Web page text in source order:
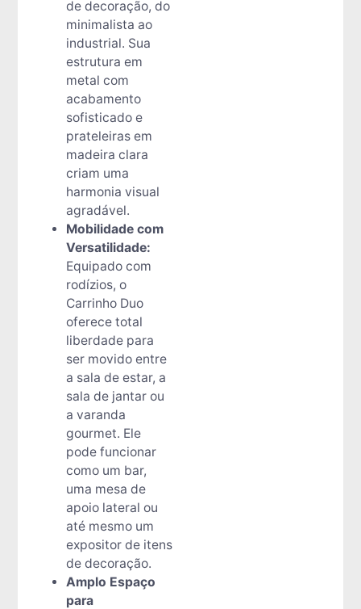
de decoração, do
minimalista ao
industrial. Sua
estrutura em
metal com
acabamento
sofisticado e
prateleiras em
madeira clara
criam uma
harmonia visual
agradável.
Mobilidade com
Versatilidade:
Equipado com
rodízios, o
Carrinho Duo
oferece total
liberdade para
ser movido entre
a sala de estar, a
sala de jantar ou
a varanda
gourmet. Ele
pode funcionar
como um bar,
uma mesa de
apoio lateral ou
até mesmo um
expositor de itens
de decoração.
Amplo Espaço
para